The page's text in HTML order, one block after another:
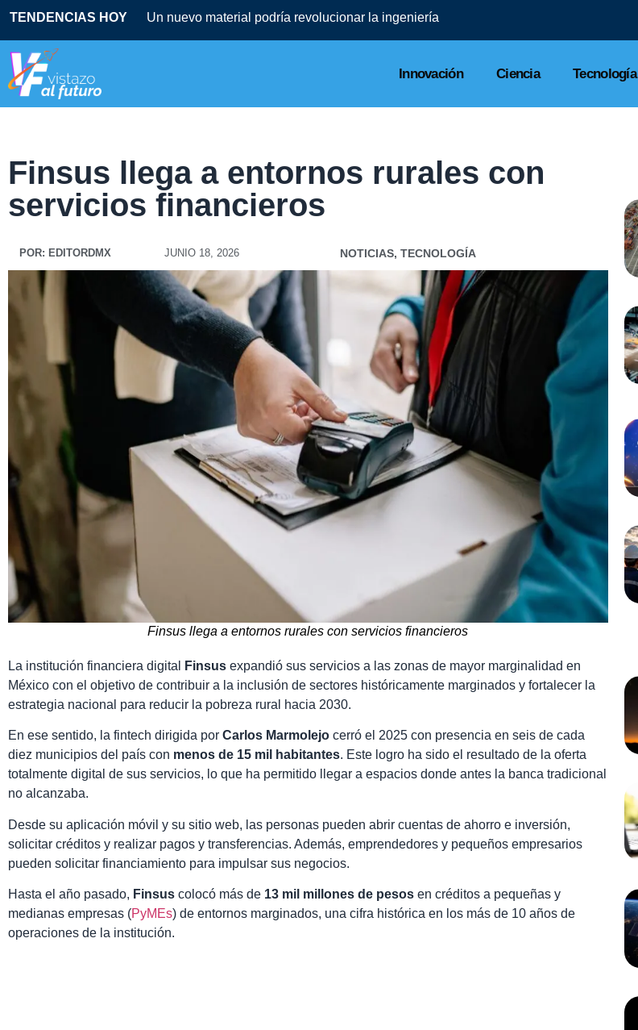
TENDENCIAS HOY Un nuevo material podría revolucionar la ingeniería
Innovación Ciencia Tecnología
Finsus llega a entornos rurales con
servicios financieros
POR: EDITORDMX JUNIO 18, 2026 NOTICIAS, TECNOLOGÍA
Finsus llega a entornos rurales con servicios financieros
La institución financiera digital Finsus expandió sus servicios a las zonas de mayor marginalidad en
México con el objetivo de contribuir a la inclusión de sectores históricamente marginados y fortalecer la
estrategia nacional para reducir la pobreza rural hacia 2030.
En ese sentido, la fintech dirigida por Carlos Marmolejo cerró el 2025 con presencia en seis de cada
diez municipios del país con menos de 15 mil habitantes. Este logro ha sido el resultado de la oferta
totalmente digital de sus servicios, lo que ha permitido llegar a espacios donde antes la banca tradicional
no alcanzaba.
Desde su aplicación móvil y su sitio web, las personas pueden abrir cuentas de ahorro e inversión,
solicitar créditos y realizar pagos y transferencias. Además, emprendedores y pequeños empresarios
pueden solicitar financiamiento para impulsar sus negocios.
Hasta el año pasado, Finsus colocó más de 13 mil millones de pesos en créditos a pequeñas y
medianas empresas (PyMEs) de entornos marginados, una cifra histórica en los más de 10 años de
operaciones de la institución.